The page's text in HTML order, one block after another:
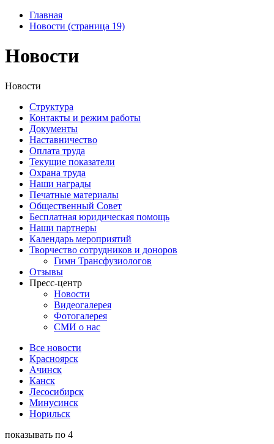
Главная
Новости (страница 19)
Новости
Новости
Структура
Контакты и режим работы
Документы
Наставничество
Оплата труда
Текущие показатели
Охрана труда
Наши награды
Печатные материалы
Общественный Совет
Бесплатная юридическая помощь
Наши партнеры
Календарь мероприятий
Творчество сотрудников и доноров
Гимн Трансфузиологов
Отзывы
Пресс-центр
Новости
Видеогалерея
Фотогалерея
СМИ о нас
Все новости
Красноярск
Ачинск
Канск
Лесосибирск
Минусинск
Норильск
показывать по 4